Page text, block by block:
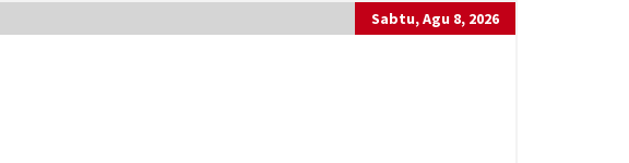
Sabtu, Agu 8, 2026